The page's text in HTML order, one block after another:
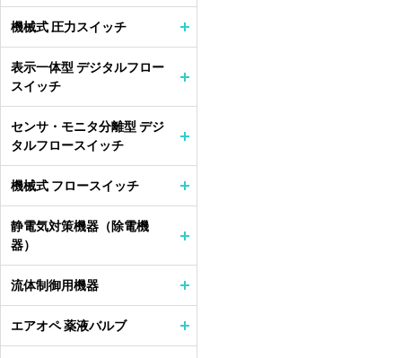
機械式 圧力スイッチ
表示一体型 デジタルフロー
スイッチ
センサ・モニタ分離型 デジ
タルフロースイッチ
機械式 フロースイッチ
静電気対策機器（除電機
器）
流体制御用機器
エアオペ 薬液バルブ